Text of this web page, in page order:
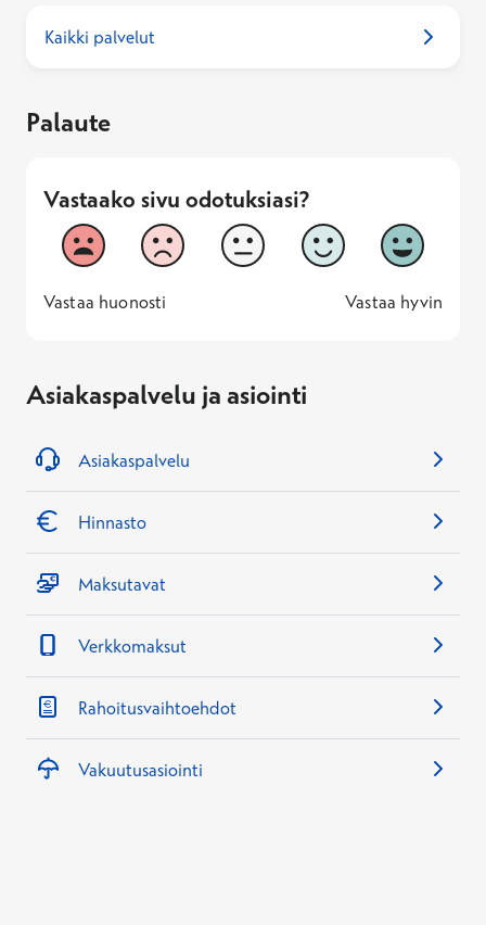
Kaikki palvelut
Palaute
Vastaako sivu odotuksiasi?
Vastaako sivu odotuksiasi?
1
Vastaa huonosti
2 3 4
5
Vastaa
1 -
Vastaa huonosti
— 5 -
Vastaa hyvin
Asiakaspalvelu ja asiointi
Asiakaspalvelu
Hinnasto
Maksutavat
Verkkomaksut
Rahoitusvaihtoehdot
Vakuutusasiointi